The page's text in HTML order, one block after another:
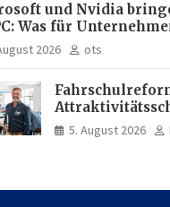
Fachangestellte
und Nvidia
Was für
direkt auf Ihrem
und was weiter in der
2026 ots
die5. August 2026